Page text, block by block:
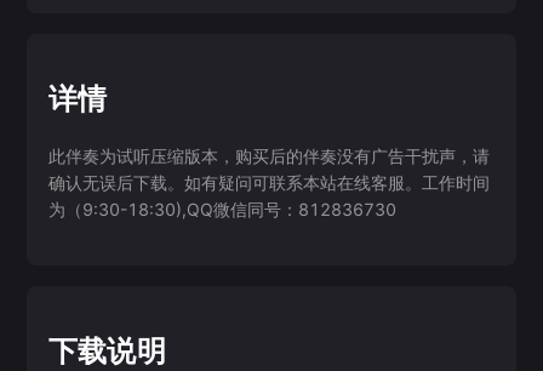
详情
此伴奏为试听压缩版本，购买后的伴奏没有广告干扰声，请
确认无误后下载。如有疑问可联系本站在线客服。工作时间
为（9:30-18:30),QQ微信同号：812836730
下载说明